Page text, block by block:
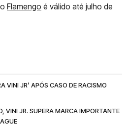
Flamengo é válido até julho de
VINI JR’ APÓS CASO DE RACISMO
VINI JR. SUPERA MARCA IMPORTANTE